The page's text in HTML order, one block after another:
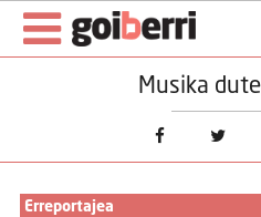
Musika
Erreportajea